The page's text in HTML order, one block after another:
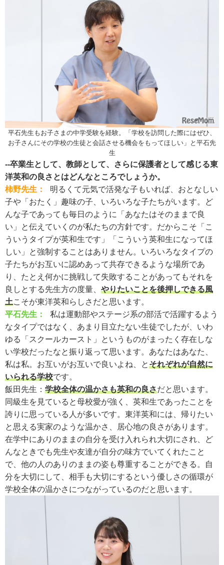
平石先生もお子さまの中学受験を経験。「学校を訪問した際にはぜひ、
お子さんにその学校の生徒と会話させる機会をもってほしい」と平石先
生
--卒業生として、教師として、さらに保護者として感じる東
洋英和の良さとはどんなところでしょうか。
柿野先生：
明るくて元気で活発な子もいれば、おとなしい
子や「おたく」趣味の子、いろいろな子たちがいます。ど
んな子であっても毎日のように「あなたはそのままで良
い」と伝えていくのが私たちの方針です。だからこそ「こ
ういうタイプが英和生です」「こういう英和生になってほ
しい」と強制することはありません。いろいろなタイプの
子たちがお互いに認めあって共存できるような場所であ
り、たとえ何かに挑戦して失敗することがあってもそれを
良しとする先生方の度量、 やりたいことを後押しできる風
土こそが東洋英和らしさだと思います。
平石先生：
私は運動部やステージ系の部活で活躍するよう
なタイプではなく、あまり目立たない生徒でしたが、いわ
ゆる「スクールカースト」というものがまったく存在しな
い学校だったなと振り返って思います。あなたはあなた、
私は私。お互いがお互いで良いよね、とそれぞれが自然に
いられる学校です。
飯田先生： 学校全体の温かさも英和の良さだと思います。
同級生を見ていると母校愛が強く、英和生であったことを
誇りに思っている人が多いです。東洋英和には、帰りたい
と思える実家のような温かさ、居心地の良さがあります。
在学中にありのままの自分を受け入れられ大切にされ、ど
んなときでも先生や友達が自分の味方でいてくれたこと
で、他の人のありのままの姿も尊重することができる。自
分を大切にして、相手も大切にするという優しさの循環が
学校全体の温かさにつながっているのだと思います。